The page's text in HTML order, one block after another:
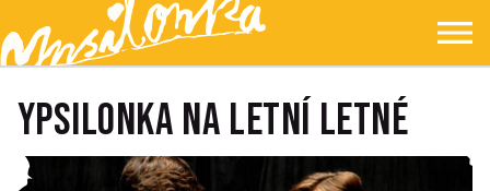
Přejít na hlavní obsah
Přejít na navigaci
Přejít na hledání
Ypsilonka ☰
YPSILONKA NA LETNÍ LETNÉ